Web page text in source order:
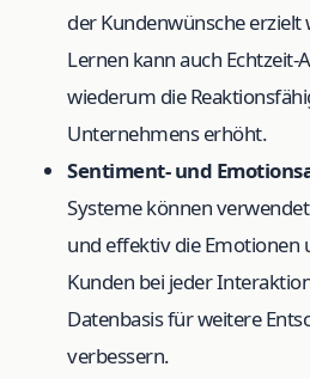
der Kundenwünsche erzielt
Lernen kann auch Echtzeit-
wiederum die
Unternehmens erhöht.
Sentiment- und
Systeme können
und effektiv die Emotionen
Kunden bei jeder
Datenbasis für weitere
verbessern.